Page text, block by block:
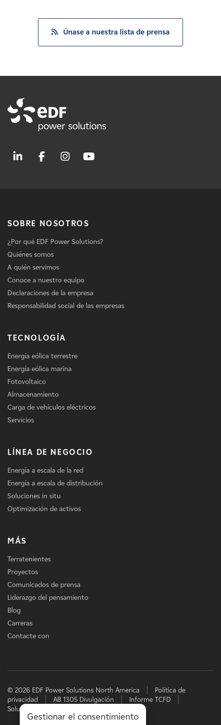
Únase a nuestra lista de prensa
SOBRE NOSOTROS
¿Por qué EDF Power Solutions?
Quiénes somos
A quién servimos
Conoce a nuestro equipo
Declaraciones de la empresa
Responsabilidad social de las empresas
TECNOLOGÍA
Energía eólica terrestre
Energía eólica marina
Fotovoltaico
Almacenamiento
Carga de vehículos eléctricos
Servicios
LÍNEA DE NEGOCIO
Energía a escala de la red
Energía a escala de distribución
Soluciones in situ
Optimización de activos
MÁS
Terratenientes
Proyectos
Comunicados de prensa
Liderazgo del pensamiento
Blog
Carreras
Contacte con
© 2026 EDF Power Solutions North America
Política de
privacidad
AB 1305 Divulgación
Informe TCFD
Soluciones energéticas de EDF
Gestionar el consentimiento